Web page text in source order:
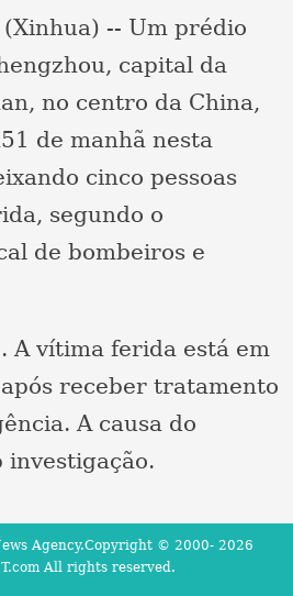
-- Um prédio
capital da
no centro da China,
de manhã nesta
cinco pessoas
segundo o
de bombeiros e
A vítima ferida está em
receber tratamento
A causa do
investigação.
Agency.Copyright © 2000- 2026
All rights reserved.